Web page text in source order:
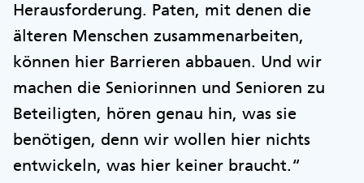
Herausforderung. Paten, mit denen die
älteren Menschen zusammenarbeiten,
können hier Barrieren abbauen. Und wir
machen die Seniorinnen und Senioren zu
Beteiligten, hören genau hin, was sie
benötigen, denn wir wollen hier nichts
entwickeln, was hier keiner braucht.“